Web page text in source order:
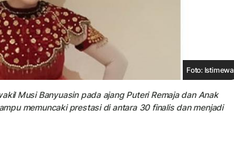
Foto: Istimewa
Musi Banyuasin pada ajang Puteri Remaja dan Anak
memuncaki prestasi di antara 30 finalis dan menjadi